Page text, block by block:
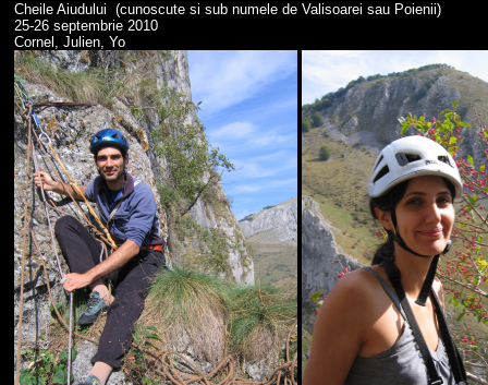
Cheile Aiudului (cunoscute si sub numele de Valisoarei sau Poienii)
25-26 septembrie 2010
Cornel, Julien, Yo